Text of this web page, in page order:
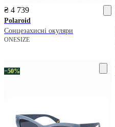
₴ 4 739
Polaroid
Сонцезахисні окуляри
ONESIZE
−50%